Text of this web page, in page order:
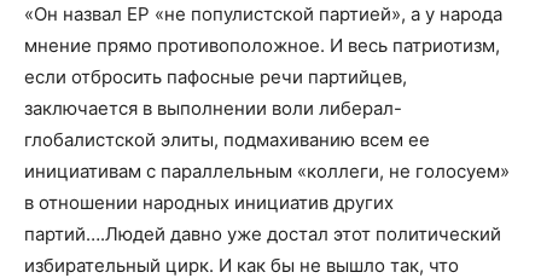
«Он назвал ЕР «не популистской партией», а у народа
мнение прямо противоположное. И весь патриотизм,
если отбросить пафосные речи партийцев,
заключается в выполнении воли либерал-
глобалистской элиты, подмахиванию всем ее
инициативам с параллельным «коллеги, не голосуем»
в отношении народных инициатив других
партий….Людей давно уже достал этот политический
избирательный цирк. И как бы не вышло так, что